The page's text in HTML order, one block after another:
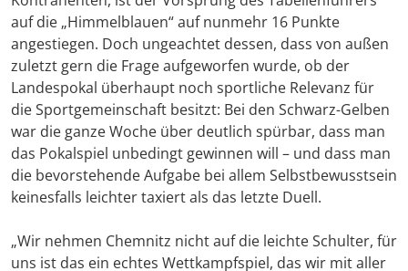
auf die „Himmelblauen“ auf nunmehr 16 Punkte
angestiegen. Doch ungeachtet dessen, dass von außen
zuletzt gern die Frage aufgeworfen wurde, ob der
Landespokal überhaupt noch sportliche Relevanz für
die Sportgemeinschaft besitzt: Bei den Schwarz-Gelben
war die ganze Woche über deutlich spürbar, dass man
das Pokalspiel unbedingt gewinnen will – und dass man
die bevorstehende Aufgabe bei allem Selbstbewusstsein
keinesfalls leichter taxiert als das letzte Duell.
„Wir nehmen Chemnitz nicht auf die leichte Schulter, für
uns ist das ein echtes Wettkampfspiel, das wir mit aller